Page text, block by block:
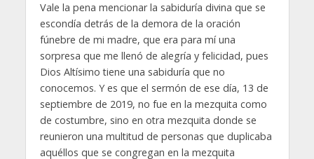
Vale la pena mencionar la sabiduría divina que se
escondía detrás de la demora de la oración
fúnebre de mi madre, que era para mí una
sorpresa que me llenó de alegría y felicidad, pues
Dios Altísimo tiene una sabiduría que no
conocemos. Y es que el sermón de ese día, 13 de
septiembre de 2019, no fue en la mezquita como
de costumbre, sino en otra mezquita donde se
reunieron una multitud de personas que duplicaba
aquéllos que se congregan en la mezquita